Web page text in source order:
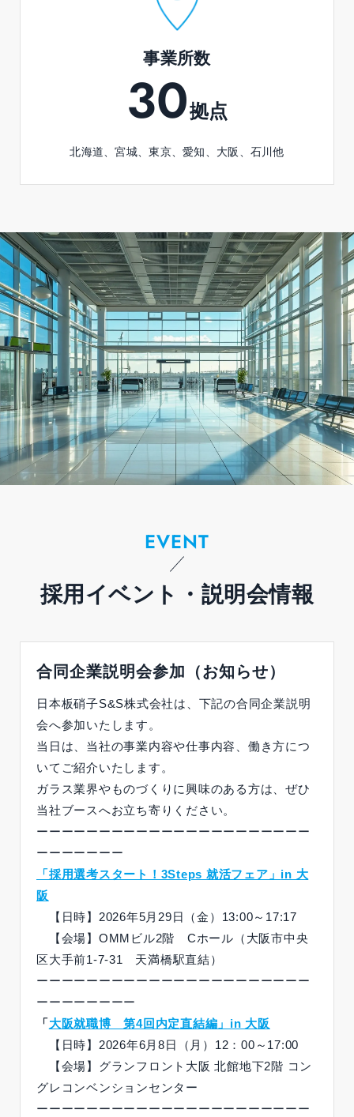
事業所数
30拠点
北海道、宮城、東京、愛知、大阪、石川他
EVENT
採用イベント・説明会情報
合同企業説明会参加（お知らせ）
日本板硝子S&S株式会社は、下記の合同企業説明
会へ参加いたします。
当日は、当社の事業内容や仕事内容、働き方につ
いてご紹介いたします。
ガラス業界やものづくりに興味のある方は、ぜひ
当社ブースへお立ち寄りください。
ーーーーーーーーーーーーーーーーーーーーーー
ーーーーーーー
「採用選考スタート！3Steps 就活フェア」 in 大
阪
【日時】2026年5月29日（金）13:00～17:17
【会場】OMMビル2階 Cホール（大阪市中央
区大手前1-7-31 天満橋駅直結）
ーーーーーーーーーーーーーーーーーーーーーー
ーーーーーーーー
「大阪就職博 第4回内定直結編」 in 大阪
【日時】2026年6月8日（月）12：00～17:00
【会場】グランフロント大阪 北館地下2階 コン
グレコンベンションセンター
ーーーーーーーーーーーーーーーーーーーーーー